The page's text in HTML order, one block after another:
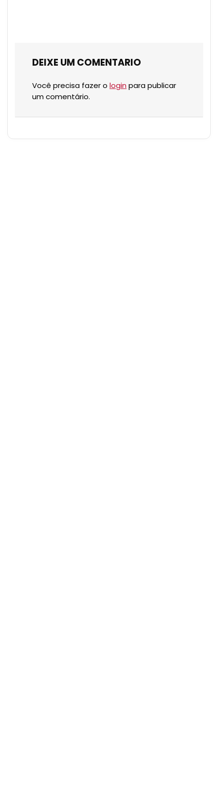
DEIXE UM COMENTARIO
Você precisa fazer o login para publicar
um comentário.